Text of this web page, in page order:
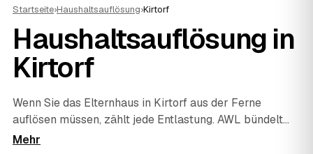
Startseite›Haushaltsauflösung›Kirtorf
Haushaltsauflösung in
Kirtorf
Wenn Sie das Elternhaus in Kirtorf aus der Ferne
auflösen müssen, zählt jede Entlastung. AWL bündelt
die Suche: Eine Anfrage genügt, und geprüfte Anbieter